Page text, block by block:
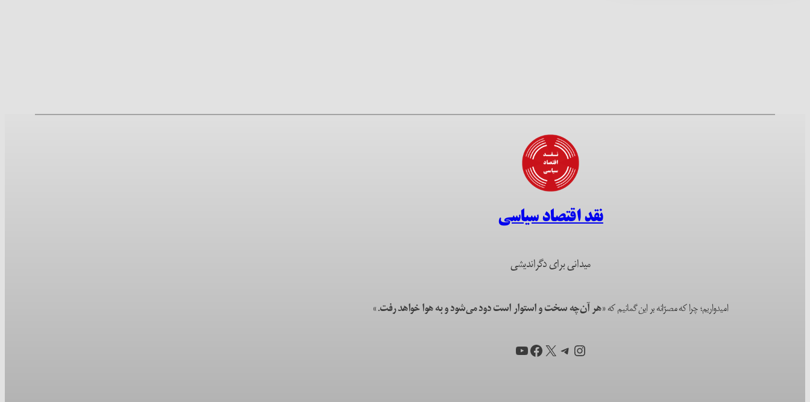
نقد اقتصاد سیاسی
میدانی برای دگراندیشی
امیدواریم؛ چرا که مصرّانه بر این گمانیم که«هر آن‌چه سخت و استوار است دود می‌شود و به هوا خواهد رفت.»
اینستاگرم
تلگرام
X فیس‌بوک
یوتیوب